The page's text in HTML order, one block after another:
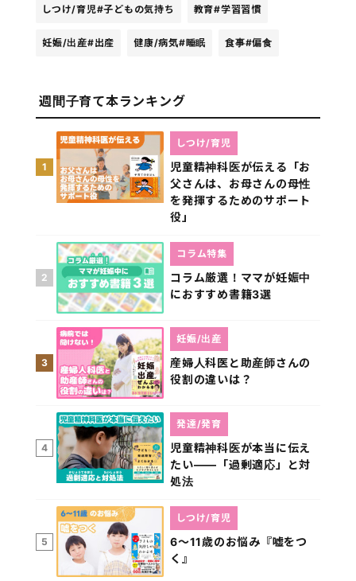
しつけ/育児#子どもの気持ち 教育#学習習慣
妊娠/出産#出産 健康/病気#睡眠 食事#偏食
週間子育て本ランキング
1
児童精神科医が伝える「お
父さんは、お母さんの母性
を発揮するためのサポート
役」
しつけ/育児
2
コラム厳選！ママが妊娠中
におすすめ書籍3選
コラム特集
3
産婦人科医と助産師さんの
役割の違いは？
妊娠/出産
4
児童精神科医が本当に伝え
たい――「過剰適応」と対
処法
発達/発育
5
6～11歳のお悩み『嘘をつ
く』
しつけ/育児